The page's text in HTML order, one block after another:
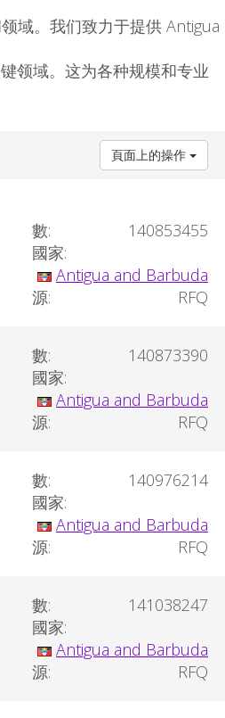
域。我们致力于提供 Antigua
领域。这为各种规模和专业
頁面上的操作
數:
140853455
國家:
Antigua and Barbuda
源:
RFQ
數:
140873390
國家:
Antigua and Barbuda
源:
RFQ
數:
140976214
國家:
Antigua and Barbuda
源:
RFQ
數:
141038247
國家:
Antigua and Barbuda
源:
RFQ